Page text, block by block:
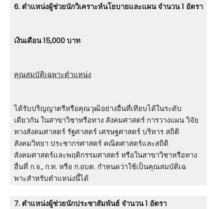
6. ตําแหน่งผู้ช่วยนักวิเคราะห์นโยบายและแผน จำนวน 1 อัตรา
เงินเดือน 15,000 บาท
คุณสมบัติเฉพาะตำแหน่ง
ได้รับปริญญาตรีหรือคุณวุฒิอย่างอื่นที่เทียบได้ในระดับ
เดียวกัน ในสาขาวิชาหรือทาง สังคมศาสตร์ การวางแผน วิจัย
ทางสังคมศาสตร์ รัฐศาสตร์ เศรษฐศาสตร์ บริหาร สถิติ
สังคมวิทยา ประชากรศาสตร์ คณิตศาสตร์และสถิติ
สังคมศาสตร์และพฤติกรรมศาสตร์ หรือในสาขาวิชาหรือทาง
อื่นที่ ก.จ., ก.ท. หรือ ก.อบต. กําหนดว่าใช้เป็นคุณสมบัติเฉ
พาะสําหรับตําแหน่งนี้ได้
7. ตําแหน่งผู้ช่วยนักประชาสัมพันธ์ จำนวน 1 อัตรา